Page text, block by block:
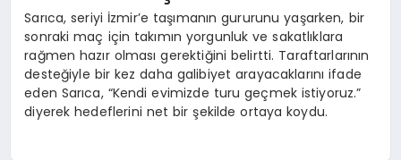
Sarıca, seriyi İzmir’e taşımanın gururunu yaşarken, bir
sonraki maç için takımın yorgunluk ve sakatlıklara
rağmen hazır olması gerektiğini belirtti. Taraftarlarının
desteğiyle bir kez daha galibiyet arayacaklarını ifade
eden Sarıca, “Kendi evimizde turu geçmek istiyoruz.”
diyerek hedeflerini net bir şekilde ortaya koydu.